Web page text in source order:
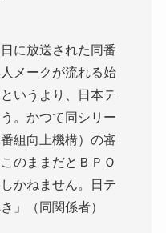
に放送された同番
メークが流れる始
いうより、日本テ
。かつて同シリー
組向上機構）の審
のままだとＢＰＯ
かねません。日テ
」（同関係者）